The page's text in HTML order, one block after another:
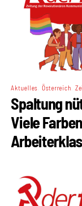
Aktuelles Österreich
Spaltung
Viele